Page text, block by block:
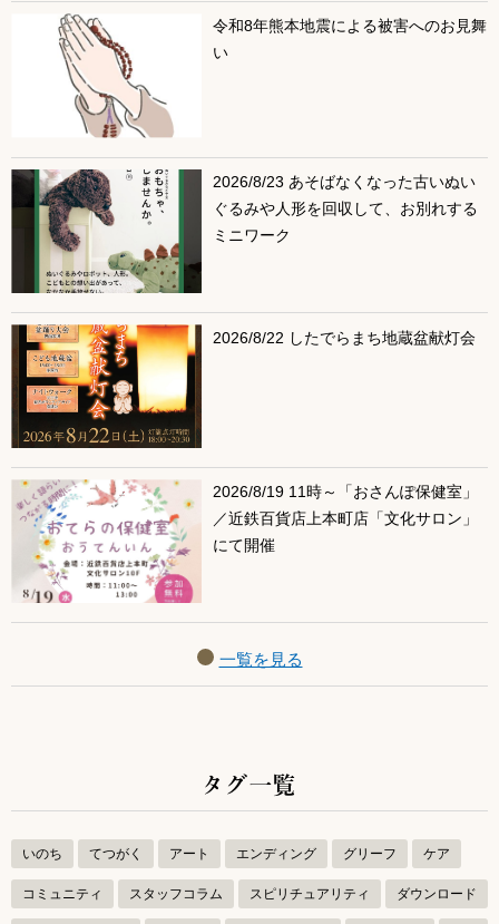
令和8年熊本地震による被害へのお見舞
い
2026/8/23 あそばなくなった古いぬい
ぐるみや人形を回収して、お別れする
ミニワーク
2026/8/22 したでらまち地蔵盆献灯会
2026/8/19 11時～「おさんぽ保健室」
／近鉄百貨店上本町店「文化サロン」
にて開催
一覧を見る
タグ一覧
いのち てつがく アート エンディング グリーフ ケア
コミュニティ スタッフコラム スピリチュアリティ ダウンロード